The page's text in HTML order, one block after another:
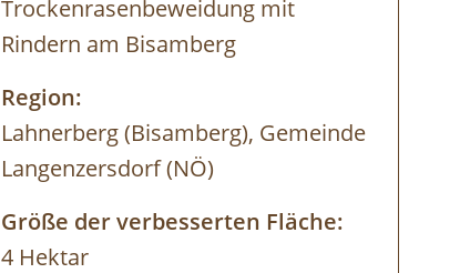
Trockenrasenbeweidung mit
Rindern am Bisamberg
Region:
Lahnerberg (Bisamberg), Gemeinde
Langenzersdorf (NÖ)
Größe der verbesserten Fläche:
4 Hektar